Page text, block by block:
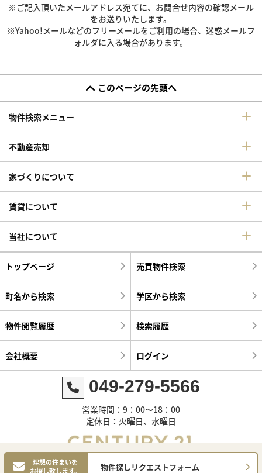
理想の住まいを
お探し致します。
物件探しリクエストフォーム
※ご記入頂いたメールアドレス宛てに、お問合せ内容の確認メール
をお送りいたします。
※Yahoo!メールなどのフリーメールをご利用の場合、迷惑メールフ
ォルダに入る場合があります。
このページの先頭へ
物件検索メニュー
不動産売却
家づくりについて
賃貸について
当社について
トップページ 売買物件検索
町名から検索 学区から検索
物件閲覧履歴 検索履歴
会社概要 ログイン
049-279-5566
営業時間：9：00～18：00
定休日：火曜日、水曜日